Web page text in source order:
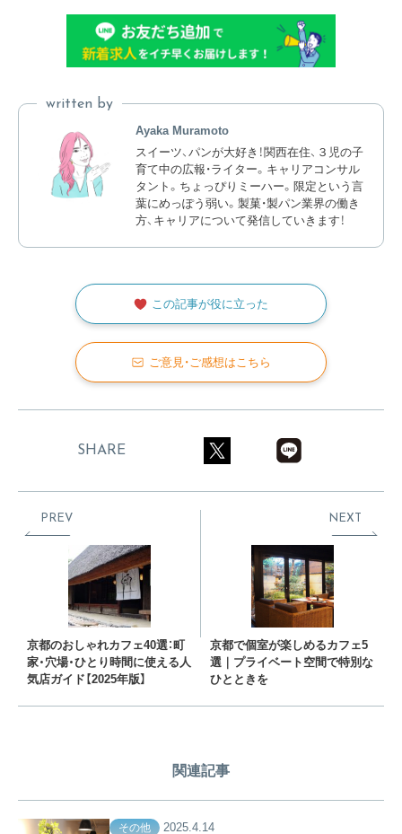
written by
Ayaka Muramoto
スイーツ、パンが大好き！関西在住、３児の子
育て中の広報・ライター。キャリアコンサル
タント。ちょっぴりミーハー。限定という言
葉にめっぽう弱い。製菓・製パン業界の働き
方、キャリアについて発信していきます！
この記事が役に立った
ご意見・ご感想はこちら
SHARE
PREV
京都のおしゃれカフェ40選：町
家・穴場・ひとり時間に使える人
気店ガイド【2025年版】
NEXT
京都で個室が楽しめるカフェ5
選｜プライベート空間で特別な
ひとときを
関連記事
その他
2025.4.14